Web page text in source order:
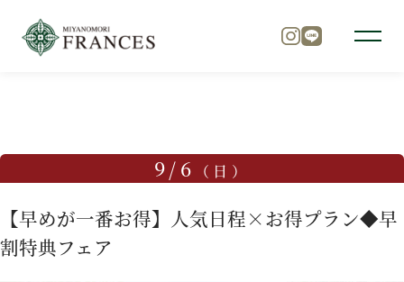
チャペル
9/6 （日）
【早めが一番お得】人気日程×お得プラン◆早
割特典フェア